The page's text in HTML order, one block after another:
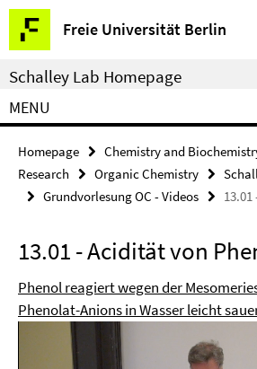
Springe
direkt
zu
Inhalt
Freie Universität Berlin
Service
Navigation
Schalley Lab Homepage
MENU
Homepage Chemistry and
Research
Organic Chemistry
Grundvorlesung OC - Videos
13.01 - Acidität von
Phenol reagiert wegen der
Phenolat-Anions in Wasser leicht